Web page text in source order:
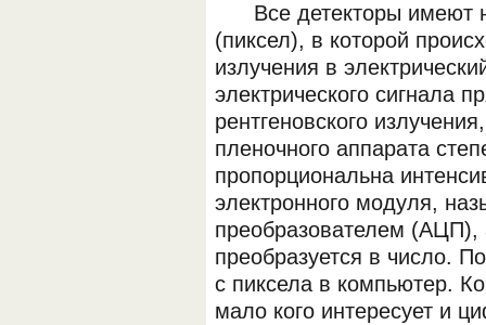
ОБОРУДОВАНИЯ МЕДКОМ
Все детекторы имеют
(пиксел), в которой
излучения в
электрического сигнала
рентгеновского
пленочного аппарата
пропорциональна
электронного модуля,
преобразователем (АЦП),
преобразуется в число.
с пиксела в компьютер.
мало кого интересует и